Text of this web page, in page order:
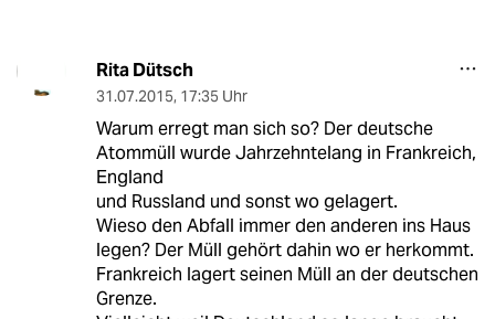
Rita Dütsch
31.07.2015, 17:35 Uhr
Warum erregt man sich so? Der deutsche
Atommüll wurde Jahrzehntelang in Frankreich,
England
und Russland und sonst wo gelagert.
Wieso den Abfall immer den anderen ins Haus
legen? Der Müll gehört dahin wo er herkommt.
Frankreich lagert seinen Müll an der deutschen
Grenze.